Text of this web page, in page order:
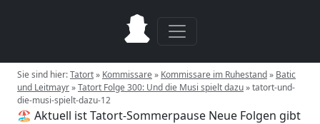
Sie sind hier:Tatort» Kommissare» Kommissare im Ruhestand» Batic
und Leitmayr»Tatort Folge 300: Und die Musi spielt dazu»tatort-und-
die-musi-spielt-dazu-12
🏖️ Aktuell ist Tatort-Sommerpause Neue Folgen gibt